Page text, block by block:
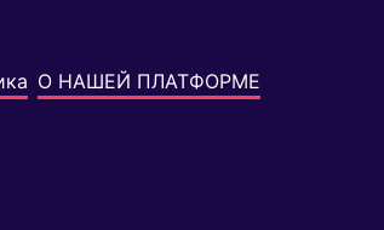
О НАШЕЙ ПЛАТФОРМЕ